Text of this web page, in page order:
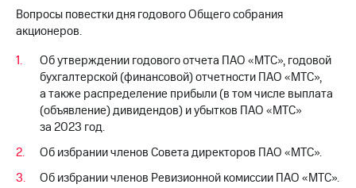
информации
Информация
акционерам
Документы
ПАО
"МТС"
Собрания
акционеров
Личный
кабинет
акционера
Акционерный
Вопросы повестки дня годового Общего собрания
акционеров.
Об утверждении годового отчета ПАО «МТС», годовой
бухгалтерской (финансовой) отчетности ПАО «МТС»,
а также распределение прибыли (в том числе выплата
(объявление) дивидендов) и убытков ПАО «МТС»
за 2023 год.
Об избрании членов Совета директоров ПАО «МТС».
Об избрании членов Ревизионной комиссии ПАО «МТС».